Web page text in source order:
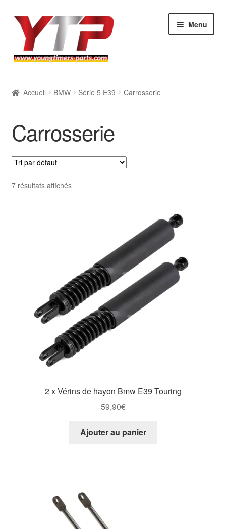
Aller
navigation
Aller
contenu
Menu
Mercedes
Porsche
Volkswagen
Accueil BMW Série 5 E39 Carrosserie
Carrosserie
7 résultats affichés
2 x Vérins de hayon Bmw E39 Touring
59,90€
Ajouter au panier